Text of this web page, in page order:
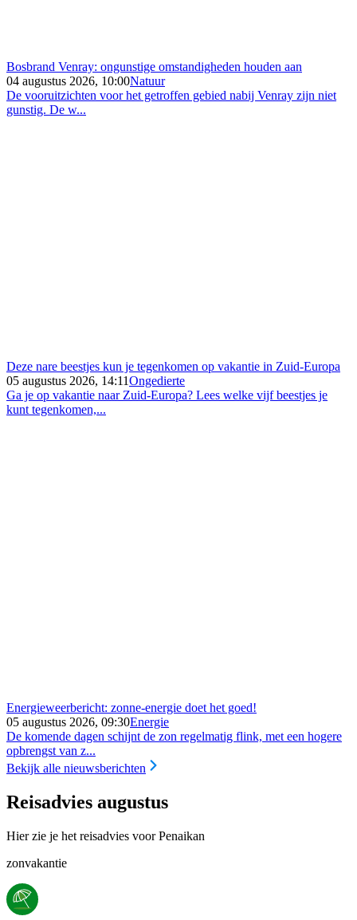
Bosbrand Venray: ongunstige omstandigheden houden aan
04 augustus 2026, 10:00Natuur
De vooruitzichten voor het getroffen gebied nabij Venray zijn niet
gunstig. De w...
Deze nare beestjes kun je tegenkomen op vakantie in Zuid-Europa
05 augustus 2026, 14:11Ongedierte
Ga je op vakantie naar Zuid-Europa? Lees welke vijf beestjes je
kunt tegenkomen,...
Energieweerbericht: zonne-energie doet het goed!
05 augustus 2026, 09:30Energie
De komende dagen schijnt de zon regelmatig flink, met een hogere
opbrengst van z...
Bekijk alle nieuwsberichten
Reisadvies augustus
Hier zie je het reisadvies voor Penaikan
zonvakantie